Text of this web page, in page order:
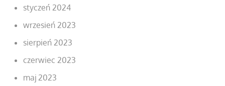
styczeń 2024
wrzesień 2023
sierpień 2023
czerwiec 2023
maj 2023